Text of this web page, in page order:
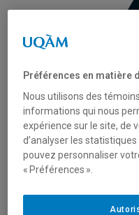
Dossier étudiant
Vous devez
Inscription :
Préférences en matière
Nous utilisons des
informations qui nous
expérience sur le site, de
d’analyser les
pouvez personnaliser
« Préférences ».